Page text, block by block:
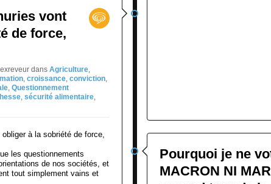
vont
de force,
dans Agriculture,
, croissance, conviction,
, Questionnement
, sécurité alimentaire,
les questionnements
de nos sociétés, et
tout simplement vains et
Pourquoi je ne
MACRON NI